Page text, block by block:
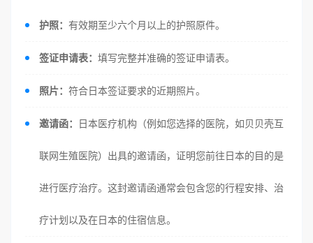
护照： 有效期至少六个月以上的护照原件。
签证申请表： 填写完整并准确的签证申请表。
照片： 符合日本签证要求的近期照片。
邀请函： 日本医疗机构（例如您选择的医院，如贝贝壳互
联网生殖医院）出具的邀请函，证明您前往日本的目的是
进行医疗治疗。这封邀请函通常会包含您的行程安排、治
疗计划以及在日本的住宿信息。